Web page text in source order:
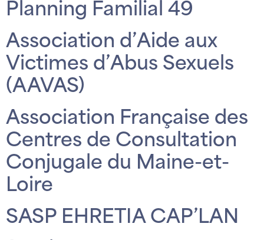
Planning Familial 49
Association d’Aide aux
Victimes d’Abus Sexuels
(AAVAS)
Association Française des
Centres de Consultation
Conjugale du Maine-et-
Loire
SASP EHRETIA CAP’LAN